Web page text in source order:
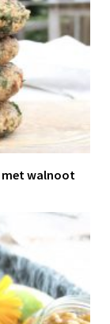
met walnoot